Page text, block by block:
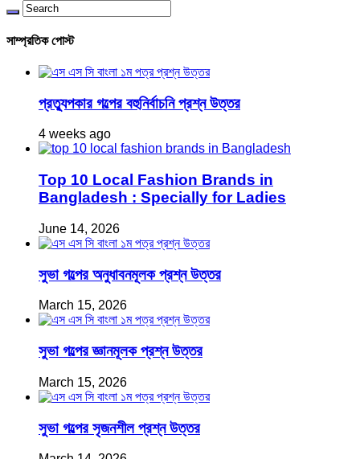
সাম্প্রতিক পোস্ট
প্রত্যুপকার গল্পের বহুনির্বাচনি প্রশ্ন উত্তর
4 weeks ago
Top 10 Local Fashion Brands in
Bangladesh : Specially for Ladies
June 14, 2026
সুভা গল্পের অনুধাবনমূলক প্রশ্ন উত্তর
March 15, 2026
সুভা গল্পের জ্ঞানমূলক প্রশ্ন উত্তর
March 15, 2026
সুভা গল্পের সৃজনশীল প্রশ্ন উত্তর